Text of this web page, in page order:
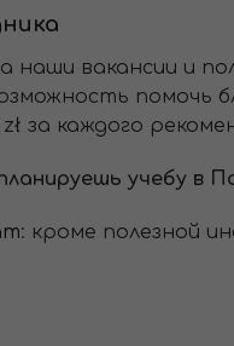
наши вакансии и
помочь
за каждого
учебу в
: кроме полезной